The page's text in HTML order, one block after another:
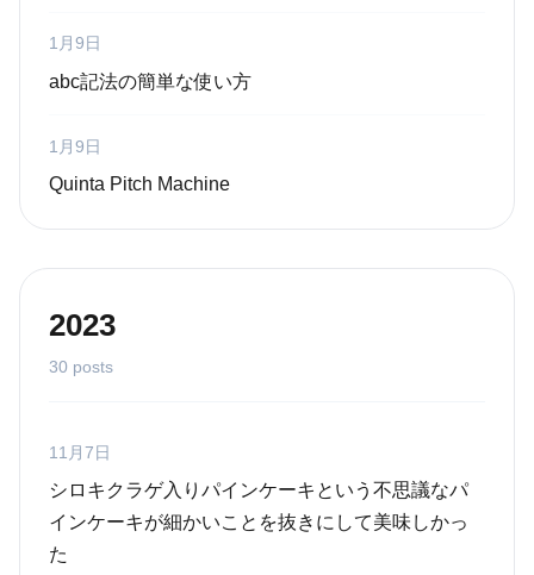
1月9日
abc記法の簡単な使い方
1月9日
Quinta Pitch Machine
2023
30 posts
11月7日
シロキクラゲ入りパインケーキという不思議なパ
インケーキが細かいことを抜きにして美味しかっ
た